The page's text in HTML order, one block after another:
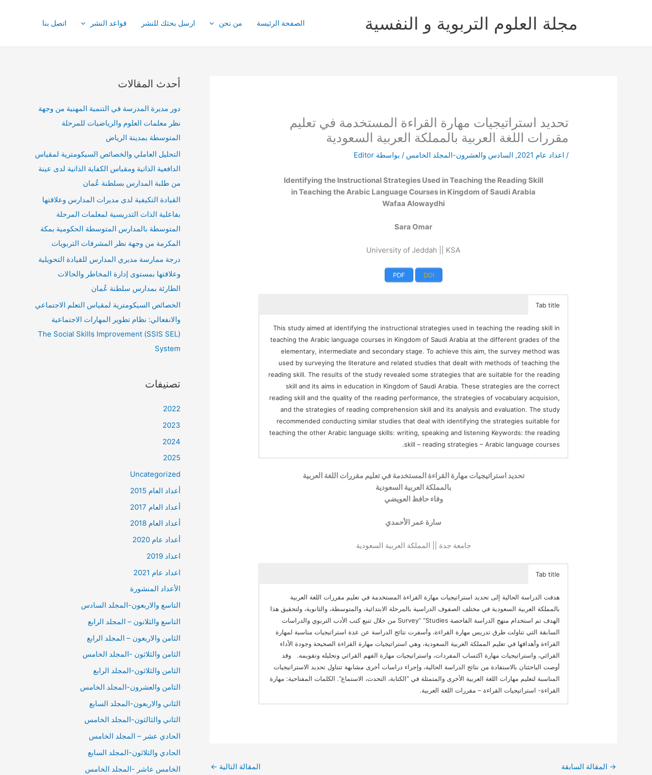
مجلة العلوم التربوية و النفسية الصفحة الرئيسة من نحن ارسل بحثك للنشر قواعد النشر اتصل بنا
تحديد استراتيجيات مهارة القراءة المستخدمة في تعليم
مقررات اللغة العربية بالمملكة العربية السعودية
/ اعداد عام 2021 , السادس والعشرون-المجلد الخامس / بواسطة Editor
Identifying the Instructional Strategies Used in Teaching the Reading Skill
in Teaching the Arabic Language Courses in Kingdom of Saudi Arabia
Wafaa Alowaydhi
Sara Omar
University of Jeddah || KSA
DOI
PDF
Tab title
This study aimed at identifying the instructional strategies used in teaching the reading skill in
teaching the Arabic language courses in Kingdom of Saudi Arabia at the different grades of the
elementary, intermediate and secondary stage. To achieve this aim, the survey method was
used by surveying the literature and related studies that dealt with methods of teaching the
reading skill. The results of the study revealed some strategies that are suitable for the reading
skill and its aims in education in Kingdom of Saudi Arabia. These strategies are the correct
reading skill and the quality of the reading performance, the strategies of vocabulary acquision,
and the strategies of reading comprehension skill and its analysis and evaluation. The study
recommended conducting similar studies that deal with identifying the strategies suitable for
teaching the other Arabic language skills: writing, speaking and listening Keywords: the reading
skill – reading strategies – Arabic language courses.
تحديد استراتيجيات مهارة القراءة المستخدمة في تعليم مقررات اللغة العربية
بالمملكة العربية السعودية
وفاء حافظ العويضي
سارة عمر الأحمدي
جامعة جدة || المملكة العربية السعودية
Tab title
هدفت الدراسة الحالية إلى تحديد استراتيجيات مهارة القراءة المستخدمة في تعليم مقررات اللغة العربية
بالمملكة العربية السعودية في مختلف الصفوف الدراسية بالمرحلة الابتدائية، والمتوسطة، والثانوية، ولتحقيق هذا
الهدف تم استخدام منهج الدراسة الفاحصة Survey” “Studies من خلال تتبع كتب الأدب التربوي والدراسات
السابقة التي تناولت طرق تدريس مهارة القراءة، وأسفرت نتائج الدراسة عن عدة استراتيجيات مناسبة لمهارة
القراءة وأهدافها في تعليم المملكة العربية السعودية، وهي استراتيجيات مهارة القراءة الصحيحة وجودة الأداء
القرائي، واستراتيجيات مهارة اكتساب المفردات، واستراتيجيات مهارة الفهم القرائي وتحليله وتقويمه. وقد
أوصت الباحثتان بالاستفادة من نتائج الدراسة الحالية، وإجراء دراسات أخرى مشابهة تتناول تحديد الاستراتيجيات
المناسبة لتعليم مهارات اللغة العربية الأخرى والمتمثلة في “الكتابة، التحدث، الاستماع”. الكلمات المفتاحية: مهارة
القراءة- استراتيجيات القراءة – مقررات اللغة العربية.
→ المقالة السابقة المقالة التالية ←
أحدث المقالات
دور مديرة المدرسة في التنمية المهنية من وجهة
نظر معلمات العلوم والرياضيات للمرحلة
المتوسطة بمدينة الرياض
التحليل العاملي والخصائص السيكومترية لمقياس
الدافعية الذاتية ومقياس الكفاية الذاتية لدى عينة
من طلبة المدارس بسلطنة عُمان
القيادة التكيفية لدى مديرات المدارس وعلاقتها
بفاعلية الذات التدريسية لمعلمات المرحلة
المتوسطة بالمدارس المتوسطة الحكومية بمكة
المكرمة من وجهة نظر المشرفات التربويات
درجة ممارسة مديري المدارس للقيادة التحويلية
وعلاقتها بمستوى إدارة المخاطر والحالات
الطارئة بمدارس سلطنة عُمان
الخصائص السيكومترية لمقياس التعلم الاجتماعي
والانفعالي: نظام تطوير المهارات الاجتماعية
(SSIS SEL) The Social Skills Improvement
System
تصنيفات
2022
2023
2024
2025
Uncategorized
أعداد العام 2015
أعداد العام 2017
أعداد العام 2018
أعداد عام 2020
اعداد 2019
اعداد عام 2021
الأعداد المنشورة
التاسع والاربعون-المجلد السادس
التاسع والثلانون – المجلد الرابع
الثامن والاربعون – المجلد الرابع
الثامن والثلاثون -المجلد الخامس
الثامن والثلاثون-المجلد الرابع
الثامن والعشرون-المجلد الخامس
الثاني والاربعون-المجلد السابع
الثاني والثالثون-المجلد الخامس
الحادي عشر – المجلد الخامس
الحادي والثلاثون-المجلد السابع
الخامس عاشر -المجلد الخامس